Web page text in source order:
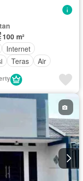
100 m²
Internet
Teras
Air